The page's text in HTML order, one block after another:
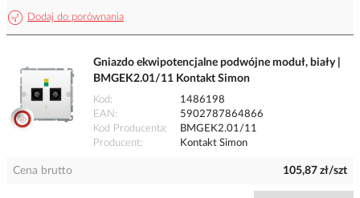
Dodaj do porównania
Gniazdo ekwipotencjalne podwójne moduł, biały |
BMGEK2.01/11 Kontakt Simon
Kod
1486198
EAN
5902787864866
Kod Producenta
BMGEK2.01/11
Producent
Kontakt Simon
Cena brutto 105,87 zł/szt